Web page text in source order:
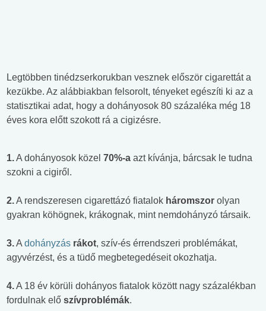
Legtöbben tinédzserkorukban vesznek először cigarettát a
kezükbe. Az alábbiakban felsorolt, tényeket egészíti ki az a
statisztikai adat, hogy a dohányosok 80 százaléka még 18
éves kora előtt szokott rá a cigizésre.
1.A dohányosok közel 70%-a azt kívánja, bárcsak le tudna
szokni a cigiről.
2.A rendszeresen cigarettázó fiatalok háromszor olyan
gyakran köhögnek, krákognak, mint nemdohányzó társaik.
3.A dohányzás rákot, szív-és érrendszeri problémákat,
agyvérzést, és a tüdő megbetegedéseit okozhatja.
4.A 18 év körüli dohányos fiatalok között nagy százalékban
fordulnak elő szívproblémák.